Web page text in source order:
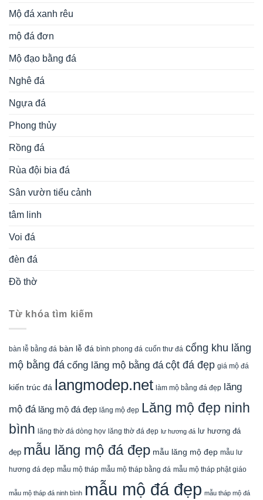
Mộ đá xanh rêu
mộ đá đơn
Mộ đạo bằng đá
Nghê đá
Ngựa đá
Phong thủy
Rồng đá
Rùa đội bia đá
Sân vườn tiểu cảnh
tâm linh
Voi đá
đèn đá
Đồ thờ
Từ khóa tìm kiếm
bàn lễ bằng đá bàn lễ đá bình phong đá cuốn thư đá cổng khu lăng
mộ bằng đá cổng lăng mộ bằng đá cột đá đẹp giá mộ đá
kiến trúc đá langmodep.net làm mộ bằng đá đẹp lăng
mộ đá lăng mộ đá đẹp lăng mộ đẹp Lăng mộ đẹp ninh
bình lăng thờ đá dòng họv lăng thờ đá đẹp lư hương đá lư hương đá
đẹp mẫu lăng mộ đá đẹp mẫu lăng mộ đẹp mẫu lư
hương đá đẹp mẫu mộ tháp mẫu mộ tháp bằng đá mẫu mộ tháp phật giáo
mẫu mộ tháp đá ninh bình mẫu mộ đá đẹp mẫu tháp mộ đá